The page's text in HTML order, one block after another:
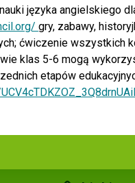
języka angielskiego
gry, zabawy,
ćwiczenie wszystkich
klas 5-6 mogą
etapów